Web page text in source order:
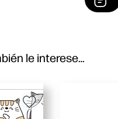
le interese…